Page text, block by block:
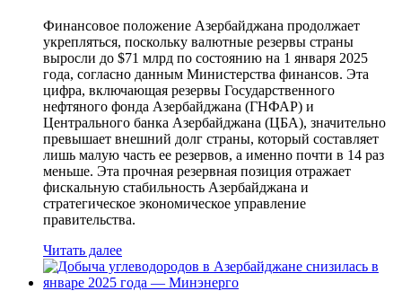
Финансовое положение Азербайджана продолжает
укрепляться, поскольку валютные резервы страны
выросли до $71 млрд по состоянию на 1 января 2025
года, согласно данным Министерства финансов. Эта
цифра, включающая резервы Государственного
нефтяного фонда Азербайджана (ГНФАР) и
Центрального банка Азербайджана (ЦБА), значительно
превышает внешний долг страны, который составляет
лишь малую часть ее резервов, а именно почти в 14 раз
меньше. Эта прочная резервная позиция отражает
фискальную стабильность Азербайджана и
стратегическое экономическое управление
правительства.
Читать далее